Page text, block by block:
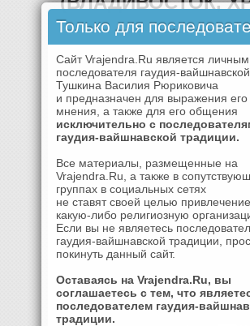
Только для
Сайт Vrajendra.Ru является
последователя гаудия-
Тушкина Василия Рюриковича
и предназначен для выражения его
мнения, а также для его общения
исключительно с
гаудия-вайшнавской традиции.
Все материалы, размещенные на
Vrajendra.Ru, а также в
группах в социальных сетях
не ставят своей целью
какую-либо религиозную
Если вы не являетесь
гаудия-вайшнавской традиции,
покинуть данный сайт.
Оставаясь на Vrajendra.Ru, вы
соглашаетесь с тем, что
последователем гаудия-
традиции.